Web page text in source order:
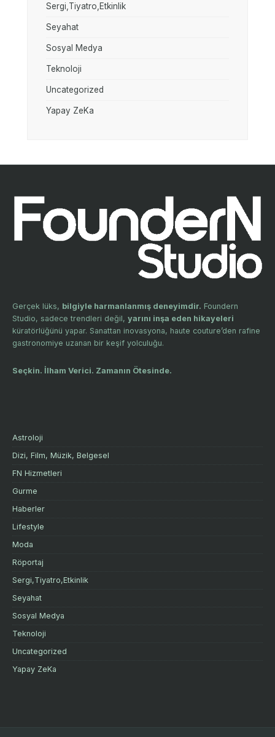
Sergi,Tiyatro,Etkinlik
Seyahat
Sosyal Medya
Teknoloji
Uncategorized
Yapay ZeKa
Gerçek lüks, bilgiyle harmanlanmış deneyimdir. Foundern
Studio, sadece trendleri değil, yarını inşa eden hikayeleri
küratörlüğünü yapar. Sanattan inovasyona, haute couture’den rafine
gastronomiye uzanan bir keşif yolculuğu.
Seçkin. İlham Verici. Zamanın Ötesinde.
Astroloji
Dizi, Film, Müzik, Belgesel
FN Hizmetleri
Gurme
Haberler
Lifestyle
Moda
Röportaj
Sergi,Tiyatro,Etkinlik
Seyahat
Sosyal Medya
Teknoloji
Uncategorized
Yapay ZeKa